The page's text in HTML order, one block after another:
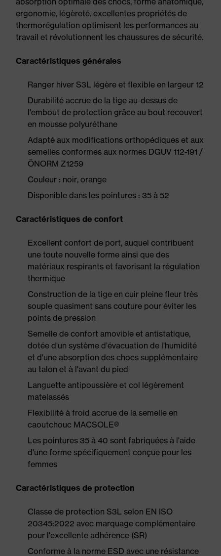
ergonomie, légèreté, excellentes propriétés de
thermorégulation optimisent les performances au
travail et révolutionnent les chaussures de sécurité.
Caractéristiques générales
Ranger hiver S3L légère et flexible en largeur 12
Durabilité accrue de la tige au-dessus de
l'embout de protection grâce au bout recouvert
en mousse polyuréthane
Adapté aux modifications orthopédiques et aux
semelles conformes aux normes DGUV 112-191 /
ÖNORM Z1259
Couleur : noir, orange
Disponible dans les pointures : 35 à 52
Caractéristiques de confort
Excellent confort de port, auquel contribuent
une toute nouvelle forme ainsi que des
matériaux respirants et favorisant la régulation
thermique
Construction de la tige en cuir pleine fleur très
souple quasiment sans couture pour éviter les
points de pression
Semelle de confort amovible et antistatique,
dotée d'un système d'évacuation de l'humidité
et d'une absorption des chocs supplémentaire
au talon et à l'avant du pied
Languette antipoussière et col légèrement
matelassés
Flexibilité à froid accrue de la semelle en
caoutchouc MACSOLE®
Les pointures 35 à 40 sont fabriquées à l'aide
d'une forme spécifiquement conçue pour les
femmes
Caractéristiques de protection
Classe de protection S3L selon EN ISO
20345:2022 avec marquage complémentaire
pour l'excellente adhérence (SR)
Conforme à la norme ESD avec une résistance